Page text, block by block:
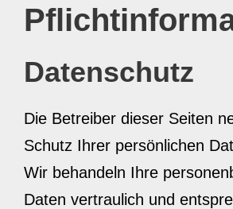
Datenschutz
Die Betreiber dieser Seiten
Schutz Ihrer persönlichen
Wir behandeln Ihre
Daten vertraulich und